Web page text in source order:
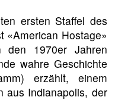
ersten Staffel des
«American Hostage»
den 1970er Jahren
wahre Geschichte
erzählt, einem
aus Indianapolis, der